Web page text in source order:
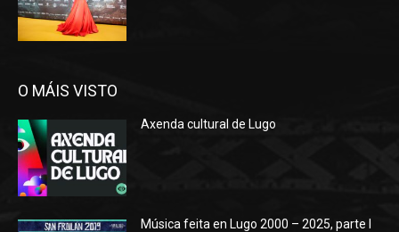
O MÁIS VISTO
Axenda cultural de Lugo
Música feita en Lugo 2000 – 2025, parte I